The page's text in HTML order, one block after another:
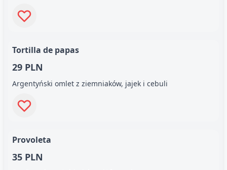
Tortilla de papas
29 PLN
Argentyński omlet z ziemniaków, jajek i cebuli
Provoleta
35 PLN